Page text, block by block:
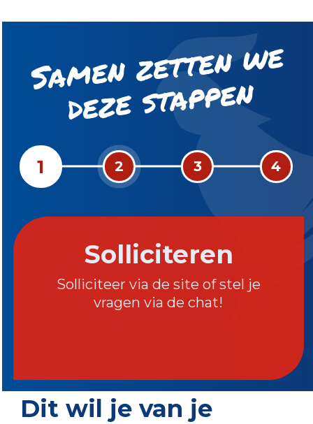
S
a
m
e
n
z
ett
e
n
w
e
d
e
z
e st
a
p
p
e
n
1 2 3 4
Solliciteren
Solliciteer via de site of stel je
vragen via de chat!
Dit wil je van je